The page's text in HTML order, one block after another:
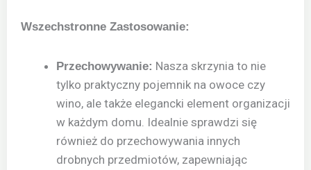
Wszechstronne Zastosowanie:
Przechowywanie: Nasza skrzynia to nie
tylko praktyczny pojemnik na owoce czy
wino, ale także elegancki element organizacji
w każdym domu. Idealnie sprawdzi się
również do przechowywania innych
drobnych przedmiotów, zapewniając